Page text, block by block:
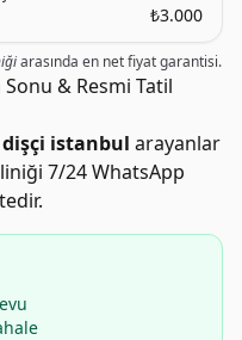
₺3.000
arasında en net fiyat garantisi.
& Resmi Tatil
dişçi istanbul arayanlar
7/24 WhatsApp